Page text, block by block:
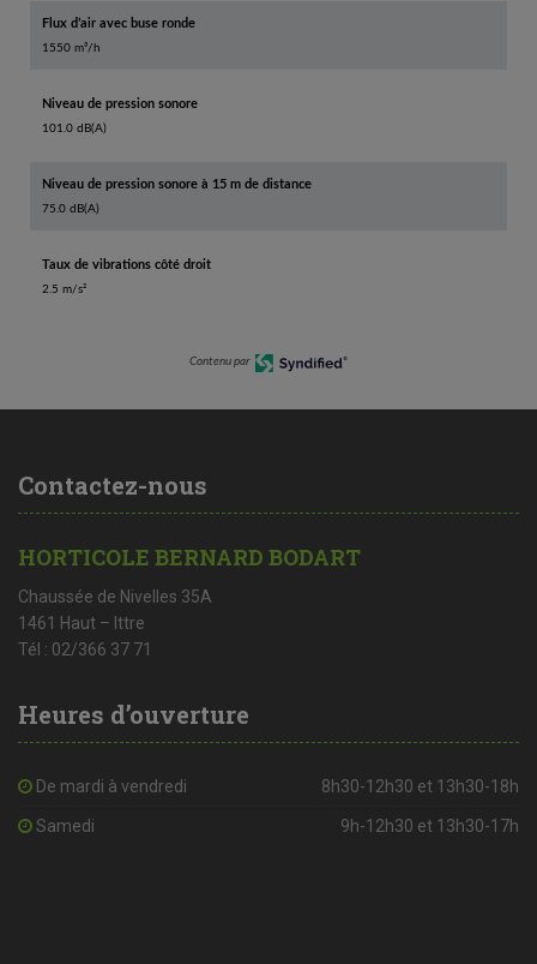
Flux d’air avec buse ronde
1550 m³/h
Niveau de pression sonore
101.0 dB(A)
Niveau de pression sonore à 15 m de distance
75.0 dB(A)
Taux de vibrations côté droit
2.5 m/s²
Contenu par
Contactez-nous
HORTICOLE BERNARD BODART
Chaussée de Nivelles 35A
1461 Haut – Ittre
Tél : 02/366 37 71
Heures d’ouverture
De mardi à vendredi 8h30-12h30 et 13h30-18h
Samedi 9h-12h30 et 13h30-17h